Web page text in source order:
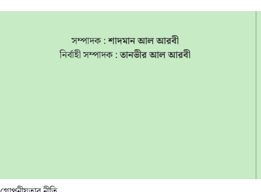
সম্পাদক :শাদমান আল আরবী
নির্বাহী সম্পাদক :তানভীর আল আরবী